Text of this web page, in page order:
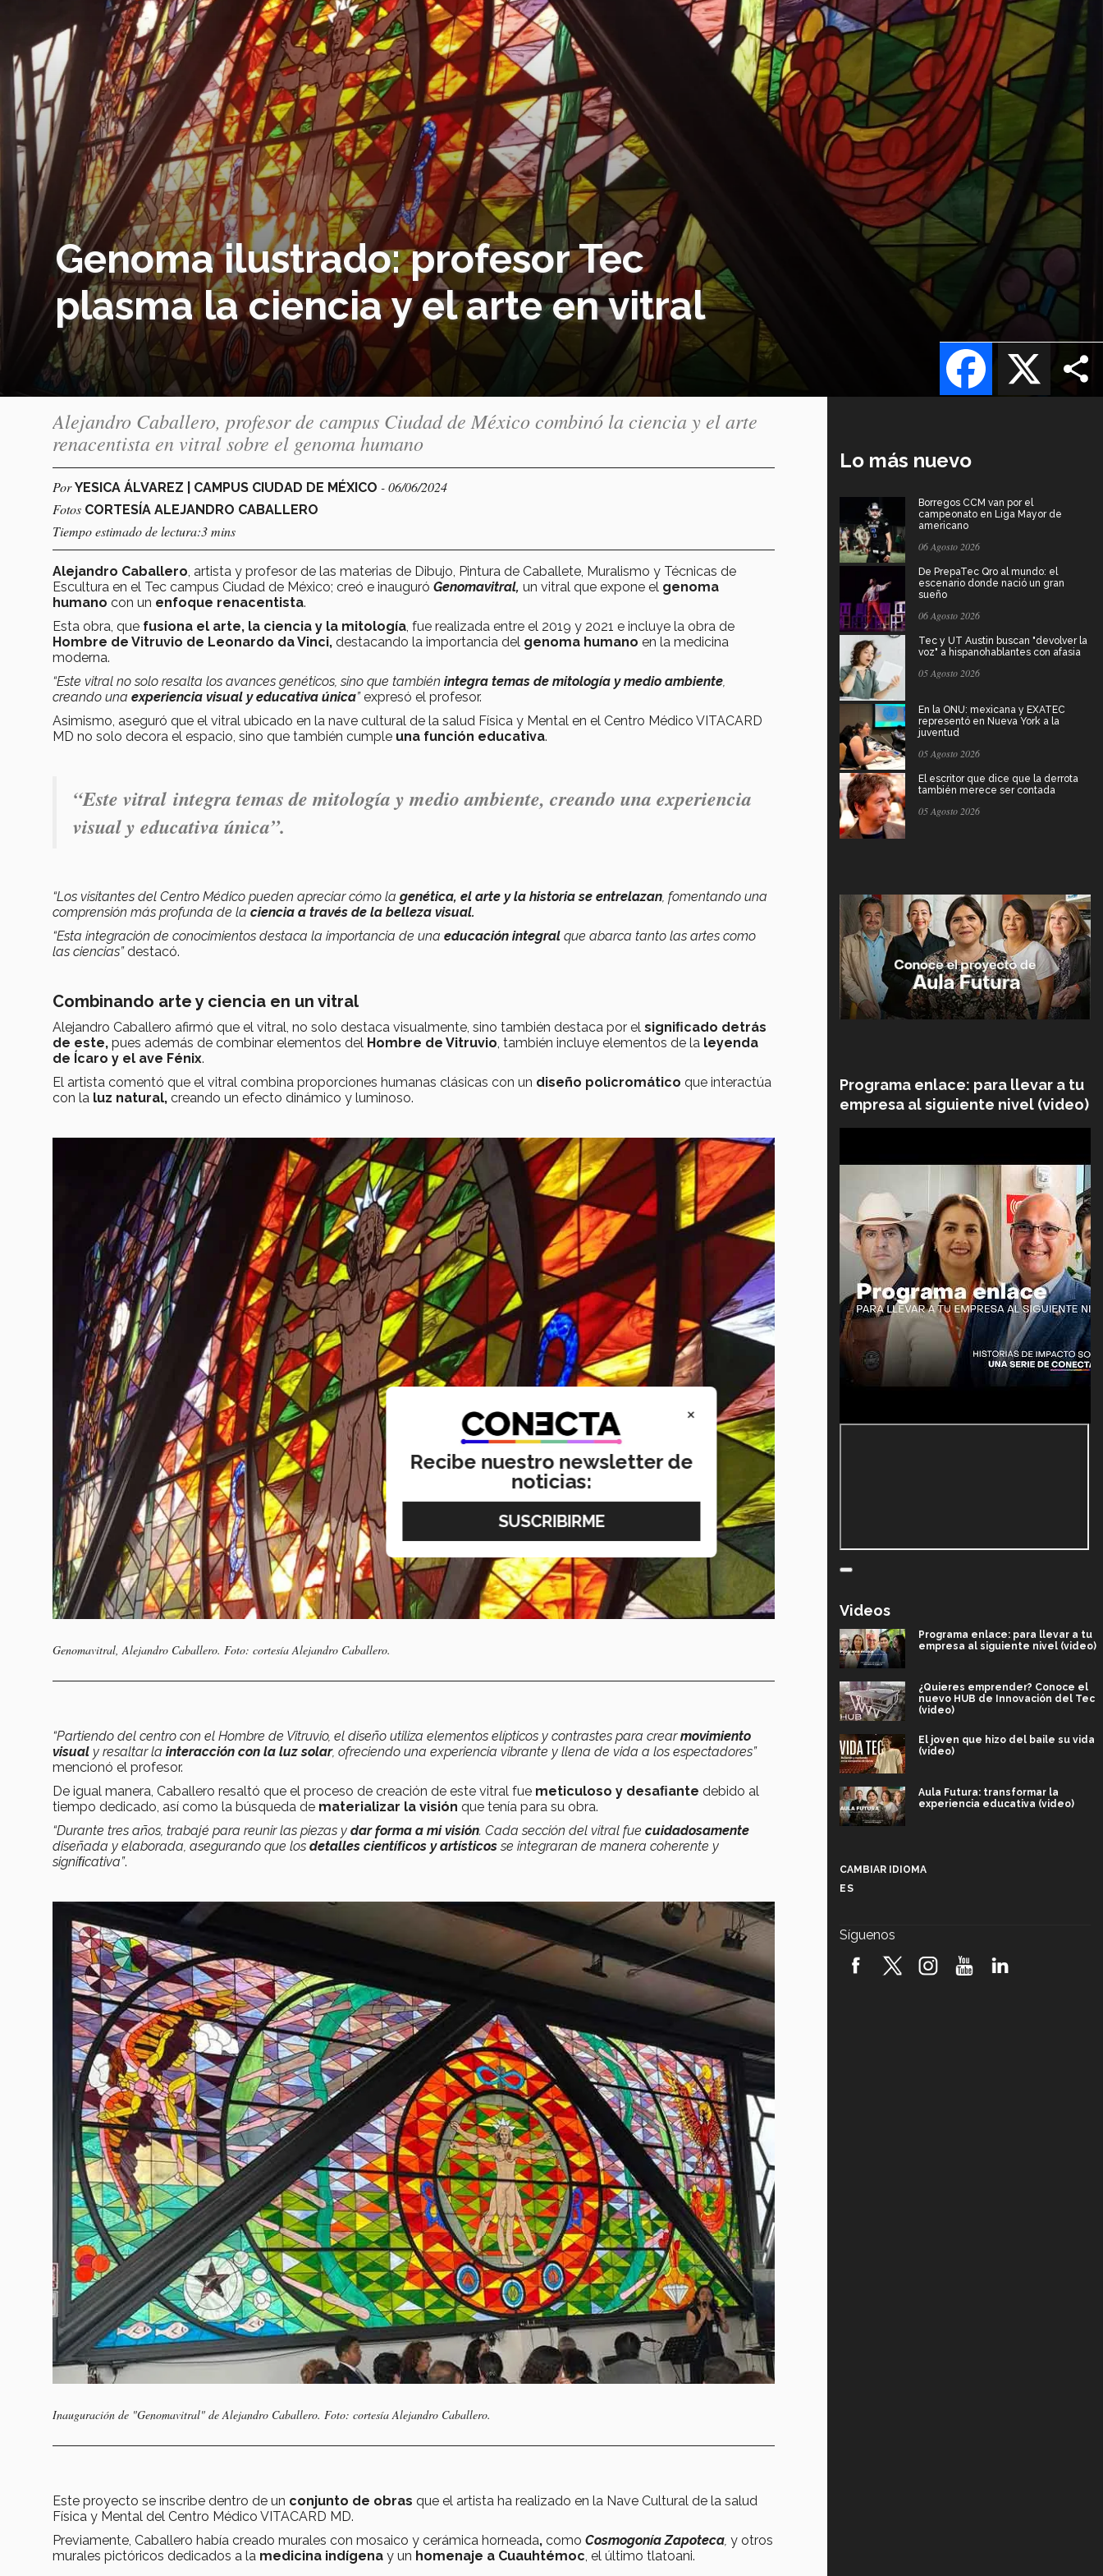
Genoma ilustrado: profesor Tec
plasma la ciencia y el arte en vitral
X
Facebook
Alejandro Caballero, profesor de campus Ciudad de México combinó la ciencia y el arte
renacentista en vitral sobre el genoma humano
PorYESICA ÁLVAREZ | CAMPUS CIUDAD DE MÉXICO - 06/06/2024
Fotos CORTESÍA ALEJANDRO CABALLERO
Tiempo estimado de lectura:3 mins
Alejandro Caballero , artista y profesor de las materias de Dibujo, Pintura de Caballete, Muralismo y Técnicas de
Escultura en el Tec campus Ciudad de México; creó e inauguró Genomavitral, un vitral que expone el genoma
humano con un enfoque renacentista.
Esta obra, que fusiona el arte, la ciencia y la mitología , fue realizada entre el 2019 y 2021 e incluye la obra de
Hombre de Vitruvio de Leonardo da Vinci, destacando la importancia del genoma humano en la medicina
moderna.
“Este vitral no solo resalta los avances genéticos, sino que también integra temas de mitología y medio ambiente
creando una experiencia visual y educativa única”expresó el profesor.
Asimismo, aseguró que el vitral ubicado en la nave cultural de la salud Física y Mental en el Centro Médico VITACARD
MD no solo decora el espacio, sino que también cumple una función educativa.
“Este vitral integra temas de mitología y medio ambiente, creando una experiencia
visual y educativa única”.
“Los visitantes del Centro Médico pueden apreciar cómo la genética, el arte y la historia se entrelazan , fomentando una
comprensión más profunda de la ciencia a través de la belleza visual.
“Esta integración de conocimientos destaca la importancia de una educación integral que abarca tanto las artes como
las ciencias”destacó.
Combinando arte y ciencia en un vitral
Alejandro Caballero afirmó que el vitral, no solo destaca visualmente, sino también destaca por el signiﬁcado detrás
de este, pues además de combinar elementos del Hombre de Vitruvio , también incluye elementos de la leyenda
de Ícaro y el ave Fénix.
El artista comentó que el vitral combina proporciones humanas clásicas con un diseño policromático que interactúa
con la luz natural, creando un efecto dinámico y luminoso.
Genomavitral, Alejandro Caballero. Foto: cortesía Alejandro Caballero.
“Partiendo del centro con el Hombre de Vitruvio, el diseño utiliza elementos elípticos y contrastes para crearmovimiento
visual y resaltar la interacción con la luz solar, ofreciendo una experiencia vibrante y llena de vida a los espectadores”
mencionó el profesor.
De igual manera, Caballero resaltó que el proceso de creación de este vitral fue meticuloso y desaﬁante debido al
tiempo dedicado, así como la búsqueda de materializar la visión que tenía para su obra.
“Durante tres años, trabajé para reunir las piezas y dar forma a mi visión. Cada sección del vitral fue cuidadosamente
diseñada y elaborada, asegurando que los detalles cientíﬁcos y artísticosse integraran de manera coherente y
signiﬁcativa”.
Inauguración de "Genomavitral" de Alejandro Caballero. Foto: cortesía Alejandro Caballero.
Este proyecto se inscribe dentro de un conjunto de obras que el artista ha realizado en la Nave Cultural de la salud
Física y Mental del Centro Médico VITACARD MD.
Previamente, Caballero había creado murales con mosaico y cerámica horneada, como Cosmogonía Zapoteca, y otros
murales pictóricos dedicados a la medicina indígena y un homenaje a Cuauhtémoc, el último tlatoani.
Lo más nuevo
Borregos CCM van por el
campeonato en Liga Mayor de
americano
06 Agosto 2026
De PrepaTec Qro al mundo: el
escenario donde nació un gran
sueño
06 Agosto 2026
Tec y UT Austin buscan "devolver la
voz" a hispanohablantes con afasia
05 Agosto 2026
En la ONU: mexicana y EXATEC
representó en Nueva York a la
juventud
05 Agosto 2026
El escritor que dice que la derrota
también merece ser contada
05 Agosto 2026
Programa enlace: para llevar a tu
empresa al siguiente nivel (video)
Videos
Programa enlace: para llevar a tu
empresa al siguiente nivel (video)
¿Quieres emprender? Conoce el
nuevo HUB de Innovación del Tec
(video)
El joven que hizo del baile su vida
(video)
Aula Futura: transformar la
experiencia educativa (video)
robótica FIRST 2026! (video)
CAMBIAR IDIOMA
ES
Síguenos
×
Recibe nuestro newsletter de
noticias: